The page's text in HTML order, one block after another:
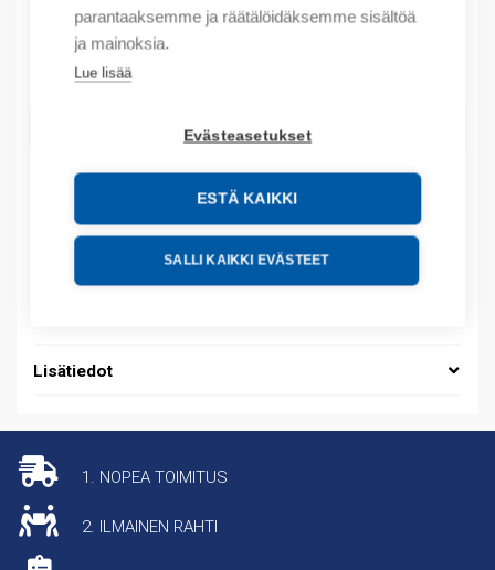
parantaaksemme ja räätälöidäksemme sisältöä
ja mainoksia.
Lue lisää
Evästeasetukset
ESTÄ KAIKKI
SALLI KAIKKI EVÄSTEET
Määrä
Määrä
LISÄÄ OSTOSKORIIN
Tuotekoodit
Tilauskoodi: NM8125S3P20A
Lisätiedot
1. NOPEA TOIMITUS
2. ILMAINEN RAHTI